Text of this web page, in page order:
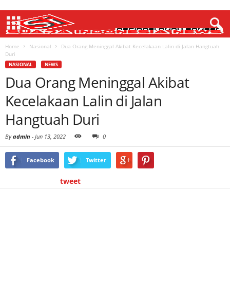
Home Nasional
Dua Orang Meninggal Akibat Kecelakaan Lalin di Jalan Hangtuah
Duri
NASIONAL NEWS
Dua Orang Meninggal Akibat
Kecelakaan Lalin di Jalan
Hangtuah Duri
Byadmin - Jun 13, 2022 0
Facebook Twitter
tweet